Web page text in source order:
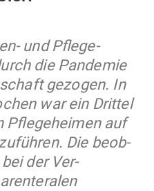
und Pfle­ge­
die Pan­demie
gezogen. In
war ein Drittel
Pfle­ge­heimen auf
Die beob­
der Ver­